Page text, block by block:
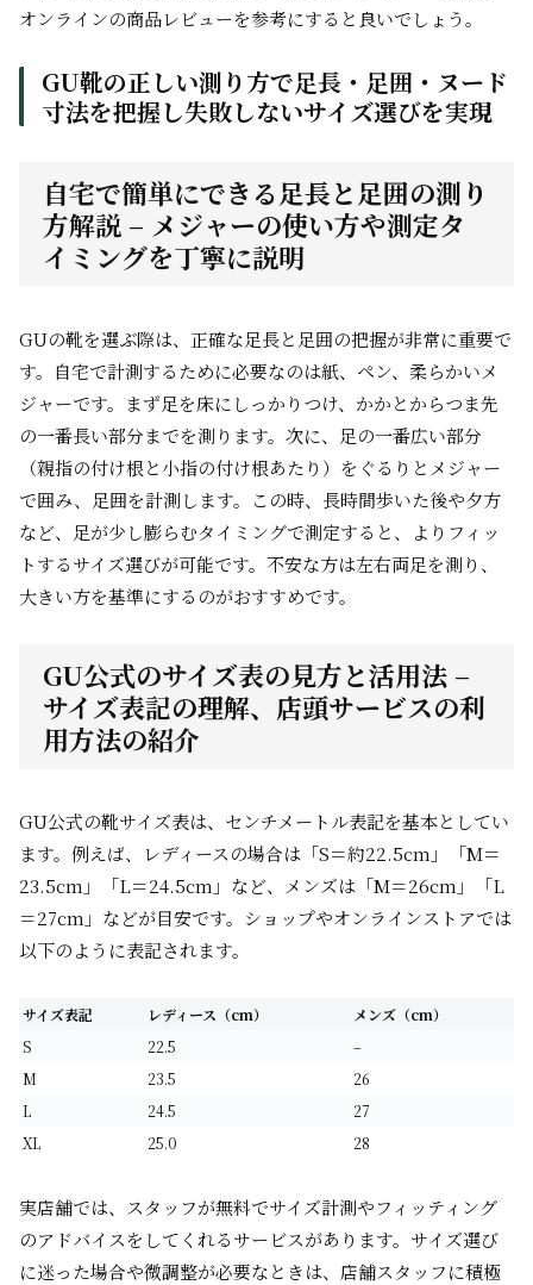
オンラインの商品レビューを参考にすると良いでしょう。
GU靴の正しい測り方で足長・足囲・ヌード
寸法を把握し失敗しないサイズ選びを実現
自宅で簡単にできる足長と足囲の測り
方解説 – メジャーの使い方や測定タ
イミングを丁寧に説明
GUの靴を選ぶ際は、正確な足長と足囲の把握が非常に重要で
す。自宅で計測するために必要なのは紙、ペン、柔らかいメ
ジャーです。まず足を床にしっかりつけ、かかとからつま先
の一番長い部分までを測ります。次に、足の一番広い部分
（親指の付け根と小指の付け根あたり）をぐるりとメジャー
で囲み、足囲を計測します。この時、長時間歩いた後や夕方
など、足が少し膨らむタイミングで測定すると、よりフィッ
トするサイズ選びが可能です。不安な方は左右両足を測り、
大きい方を基準にするのがおすすめです。
GU公式のサイズ表の見方と活用法 –
サイズ表記の理解、店頭サービスの利
用方法の紹介
GU公式の靴サイズ表は、センチメートル表記を基本としてい
ます。例えば、レディースの場合は「S＝約22.5cm」「M＝
23.5cm」「L＝24.5cm」など、メンズは「M＝26cm」「L
＝27cm」などが目安です。ショップやオンラインストアでは
以下のように表記されます。
サイズ表記 レディース（cm）
メンズ（cm）
S
22.5
–
M
23.5
26
L
24.5
27
XL
25.0 28
実店舗では、スタッフが無料でサイズ計測やフィッティング
のアドバイスをしてくれるサービスがあります。サイズ選び
に迷った場合や微調整が必要なときは、店舗スタッフに積極